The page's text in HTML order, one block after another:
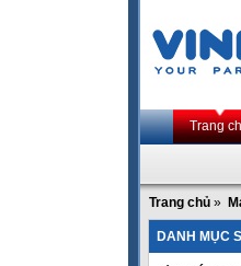
Trang
Trang chủ »
DANH MỤC